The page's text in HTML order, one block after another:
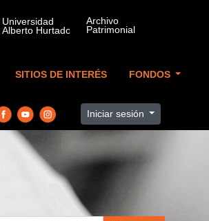
SITIOS DE INTERÉS FONDOS
Iniciar sesión